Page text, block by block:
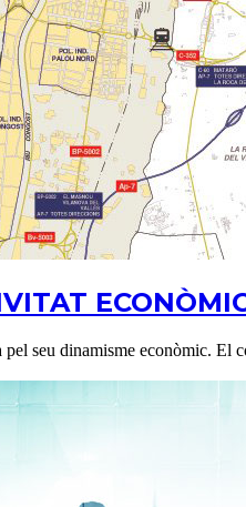
pel seu dinamisme econòmic.